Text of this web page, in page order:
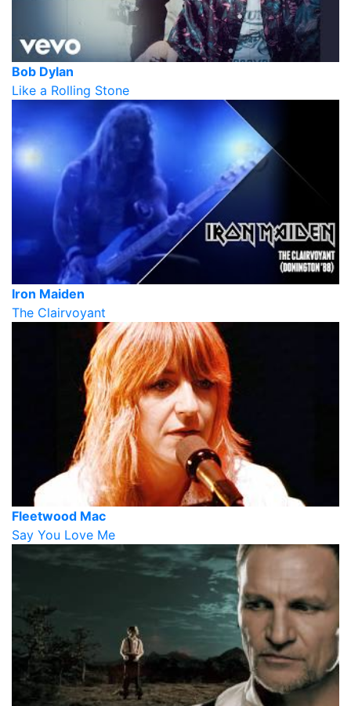
Bob Dylan
Like a Rolling Stone
Iron Maiden
The Clairvoyant
Fleetwood Mac
Say You Love Me